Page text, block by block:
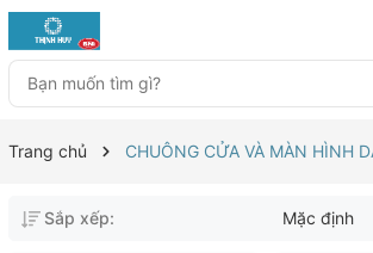
Trang chủ CHUÔNG CỬA VÀ MÀN HÌNH
Sắp xếp: Mặc định